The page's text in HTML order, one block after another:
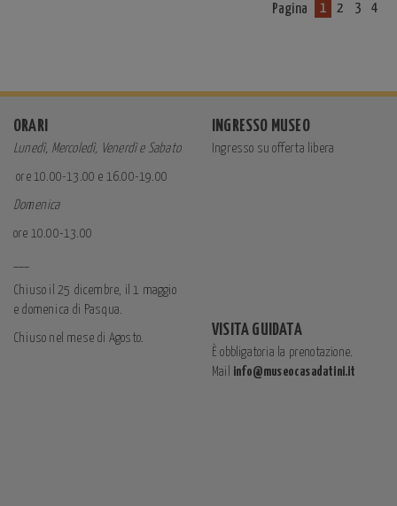
Pagina 1 2 3 4
ORARI
Lunedì, Mercoledì, Venerdì e Sabato
ore 10.00-13.00 e 16.00-19.00
Domenica
ore 10.00-13.00
Chiuso il 25 dicembre, il 1 maggio
e domenica di Pasqua.
Chiuso nel mese di Agosto.
INGRESSO MUSEO
Ingresso su offerta libera
VISITA GUIDATA
È obbligatoria la prenotazione.
Mail info@museocasadatini.it